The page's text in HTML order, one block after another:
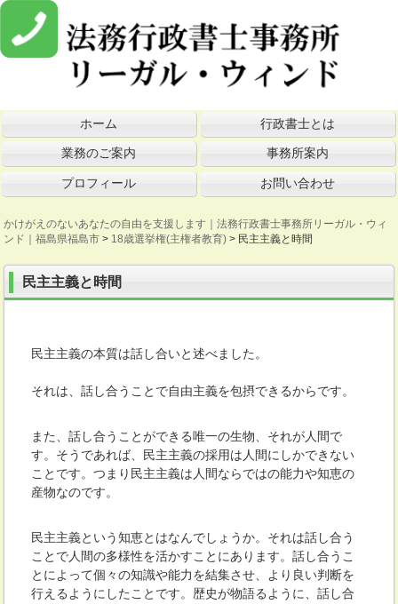
ホーム 行政書士とは
業務のご案内 事務所案内
プロフィール お問い合わせ
かけがえのないあなたの自由を支援します｜法務行政書士事務所リーガル・ウィ
ンド｜福島県福島市 > 18歳選挙権(主権者教育) > 民主主義と時間
民主主義と時間
民主主義の本質は話し合いと述べました。
それは、話し合うことで自由主義を包摂できるからです。
また、話し合うことができる唯一の生物、それが人間で
す。そうであれば、民主主義の採用は人間にしかできない
ことです。つまり民主主義は人間ならではの能力や知恵の
産物なのです。
民主主義という知恵とはなんでしょうか。それは話し合う
ことで人間の多様性を活かすことにあります。話し合うこ
とによって個々の知識や能力を結集させ、より良い判断を
行えるようにしたことです。歴史が物語るように、話し合